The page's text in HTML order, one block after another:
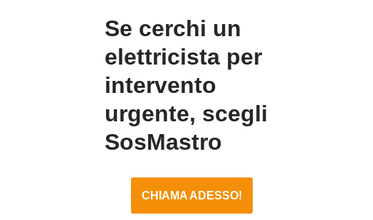
Se cerchi un
elettricista per
intervento
urgente, scegli
SosMastro
CHIAMA ADESSO!